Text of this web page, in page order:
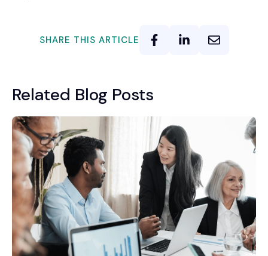
SHARE THIS ARTICLE
Related Blog Posts